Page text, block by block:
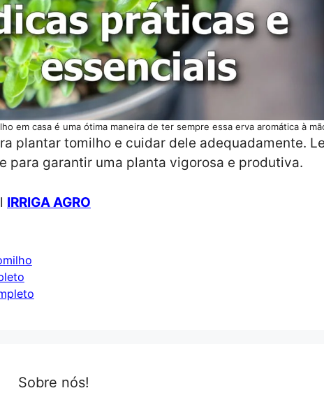
em casa é uma ótima maneira de ter sempre essa erva aromática à
plantar tomilho e cuidar dele adequadamente.
para garantir uma planta vigorosa e produtiva.
IRRIGA AGRO
Sobre nós!